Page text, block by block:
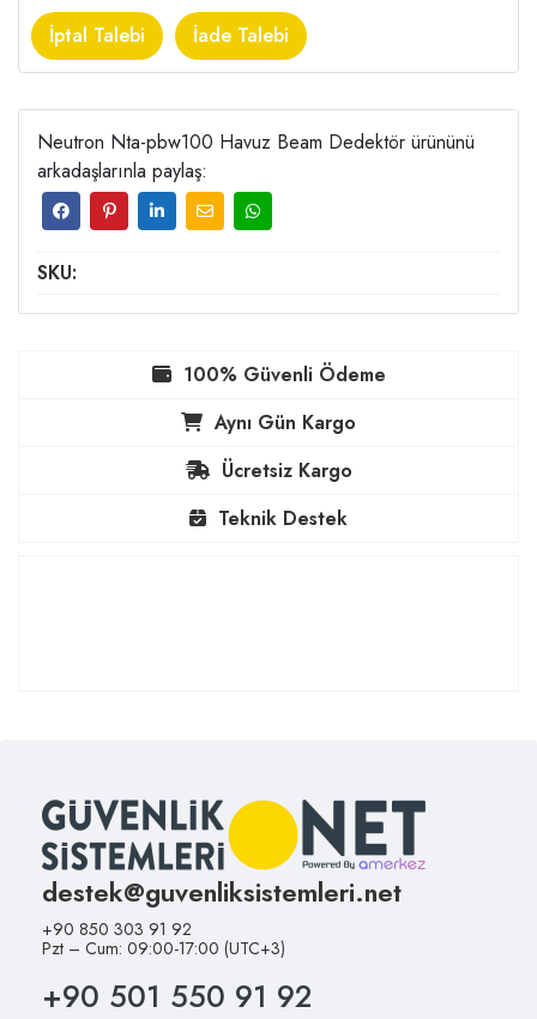
İptal Talebi
İade Talebi
Neutron Nta-pbw100 Havuz Beam Dedektör ürününü
arkadaşlarınla paylaş:
SKU:
100% Güvenli Ödeme
Aynı Gün Kargo
Ücretsiz Kargo
Teknik Destek
destek@guvenliksistemleri.net
+90 850 303 91 92
Pzt – Cum: 09:00-17:00 (UTC+3)
+90 501 550 91 92